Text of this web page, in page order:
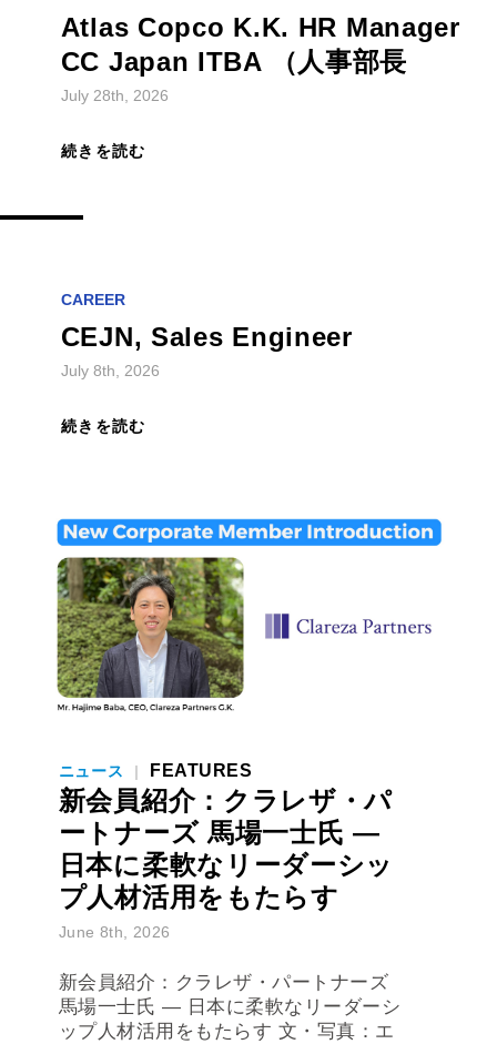
Atlas Copco K.K. HR Manager
CC Japan ITBA （人事部長
July 28th, 2026
続きを読む
CAREER
CEJN, Sales Engineer
July 8th, 2026
続きを読む
ニュース | FEATURES
新会員紹介：クラレザ・パ
ートナーズ 馬場一士氏 ―
日本に柔軟なリーダーシッ
プ人材活用をもたらす
June 8th, 2026
新会員紹介：クラレザ・パートナーズ
馬場一士氏 ― 日本に柔軟なリーダーシ
ップ人材活用をもたらす 文・写真：エ